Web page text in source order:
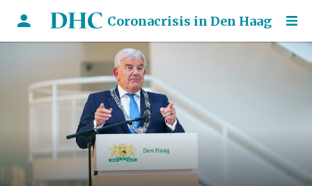
Coronacrisis in Den Haag